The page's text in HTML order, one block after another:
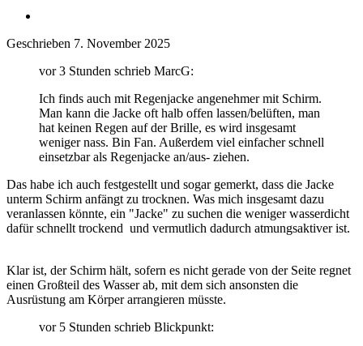
Geschrieben 7. November 2025
vor 3 Stunden schrieb MarcG:
Ich finds auch mit Regenjacke angenehmer mit Schirm.
Man kann die Jacke oft halb offen lassen/belüften, man
hat keinen Regen auf der Brille, es wird insgesamt
weniger nass. Bin Fan. Außerdem viel einfacher schnell
einsetzbar als Regenjacke an/aus- ziehen.
Das habe ich auch festgestellt und sogar gemerkt, dass die Jacke
unterm Schirm anfängt zu trocknen. Was mich insgesamt dazu
veranlassen könnte, ein "Jacke" zu suchen die weniger wasserdicht
dafür schnellt trockend und vermutlich dadurch atmungsaktiver ist.
Klar ist, der Schirm hält, sofern es nicht gerade von der Seite regnet
einen Großteil des Wasser ab, mit dem sich ansonsten die
Ausrüstung am Körper arrangieren müsste.
vor 5 Stunden schrieb Blickpunkt: